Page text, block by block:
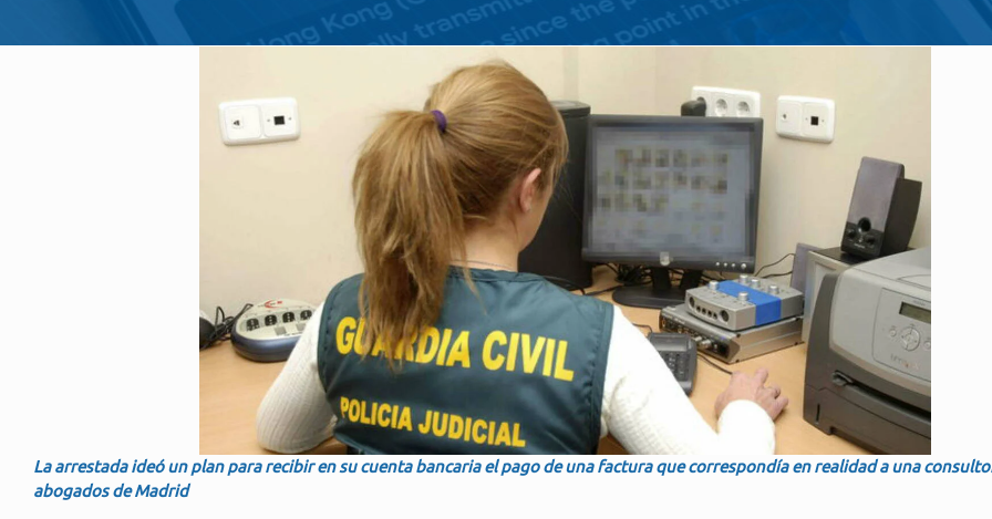
La arrestada ideó un plan para recibir en su cuenta bancaria el pago de una factura que correspondía en realidad a una
abogados de Madrid